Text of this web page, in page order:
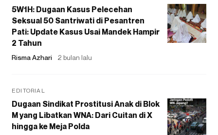
5W1H: Dugaan Kasus Pelecehan
Seksual 50 Santriwati di Pesantren
Pati: Update Kasus Usai Mandek Hampir
2 Tahun
Risma Azhari 2 bulan lalu
EDITORIAL
Dugaan Sindikat Prostitusi Anak di Blok
M yang Libatkan WNA: Dari Cuitan di X
hingga ke Meja Polda